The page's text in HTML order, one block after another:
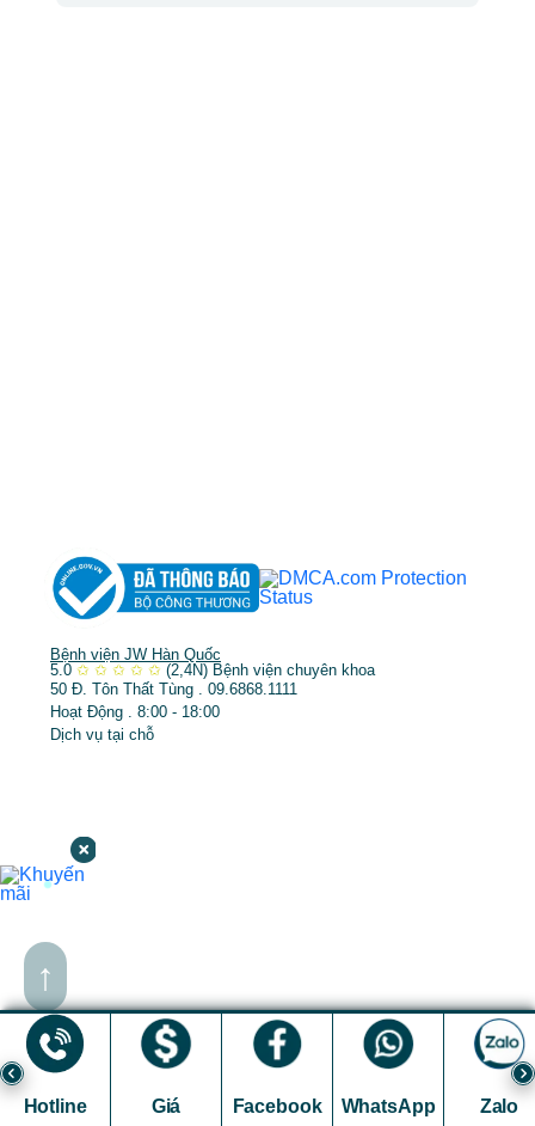
Hotline Giá Facebook WhatsApp Zalo
↑
Bệnh viện JW Hàn Quốc
5.0 ✩ ✩ ✩ ✩ ✩ (2,4N) Bệnh viện chuyên khoa
50 Đ. Tôn Thất Tùng . 09.6868.1111
Hoạt Động . 8:00 - 18:00
Dịch vụ tại chỗ